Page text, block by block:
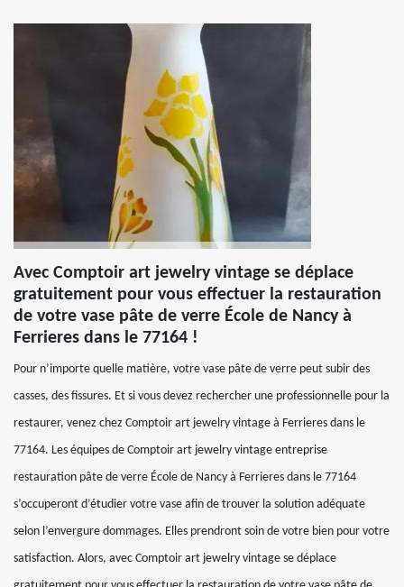
Avec Comptoir art jewelry vintage se déplace
gratuitement pour vous effectuer la restauration
de votre vase pâte de verre École de Nancy à
Ferrieres dans le 77164 !
Pour n’importe quelle matière, votre vase pâte de verre peut subir des
casses, des fissures. Et si vous devez rechercher une professionnelle pour la
restaurer, venez chez Comptoir art jewelry vintage à Ferrieres dans le
77164. Les équipes de Comptoir art jewelry vintage entreprise
restauration pâte de verre École de Nancy à Ferrieres dans le 77164
s’occuperont d’étudier votre vase afin de trouver la solution adéquate
selon l’envergure dommages. Elles prendront soin de votre bien pour votre
satisfaction. Alors, avec Comptoir art jewelry vintage se déplace